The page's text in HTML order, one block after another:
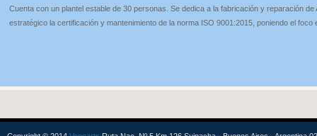
Cuenta con un plantel estable de 30 personas. Se dedica a la fabricación y reparación
estratégico la certificación y mantenimiento de la norma ISO 9001:2015, poniendo el